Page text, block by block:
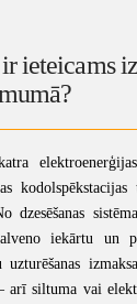
ieteicams
kodolspēkstacijas
dzesēšanas
iekārtu un
arī siltuma vai